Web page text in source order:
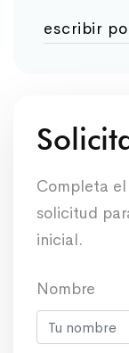
escribir
Completa
solicitud
inicial.
Nombre